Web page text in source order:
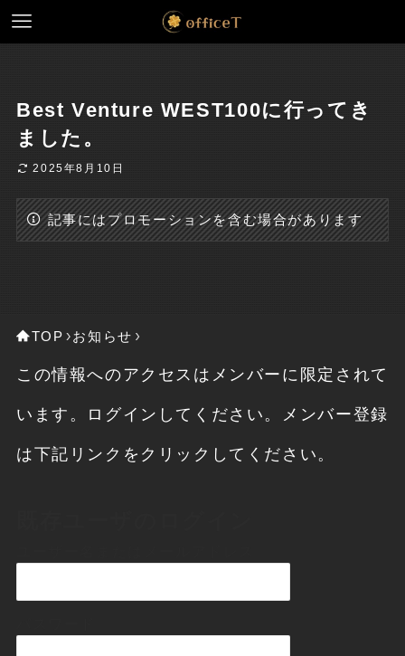
Best Venture WEST100に行ってき
ました。
2025年8月10日
記事にはプロモーションを含む場合があります
TOP お知らせ
この情報へのアクセスはメンバーに限定されて
います。ログインしてください。メンバー登録
は下記リンクをクリックしてください。